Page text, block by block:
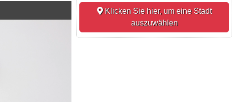
Klicken Sie hier, um eine Stadt
auszuwählen